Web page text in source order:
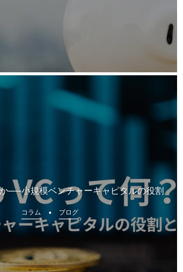
──小規模ベンチャーキャピタルの役割
コラム ブログ